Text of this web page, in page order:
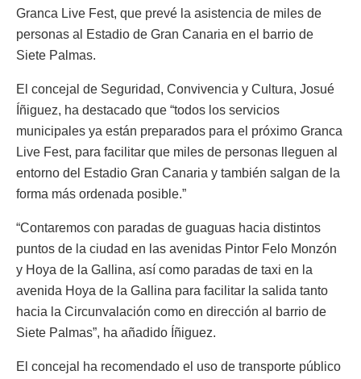
Granca Live Fest, que prevé la asistencia de miles de
personas al Estadio de Gran Canaria en el barrio de
Siete Palmas.
El concejal de Seguridad, Convivencia y Cultura, Josué
Íñiguez, ha destacado que “todos los servicios
municipales ya están preparados para el próximo Granca
Live Fest, para facilitar que miles de personas lleguen al
entorno del Estadio Gran Canaria y también salgan de la
forma más ordenada posible.”
“Contaremos con paradas de guaguas hacia distintos
puntos de la ciudad en las avenidas Pintor Felo Monzón
y Hoya de la Gallina, así como paradas de taxi en la
avenida Hoya de la Gallina para facilitar la salida tanto
hacia la Circunvalación como en dirección al barrio de
Siete Palmas”, ha añadido Íñiguez.
El concejal ha recomendado el uso de transporte público